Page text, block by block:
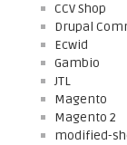
CCV Shop
Drupal
Ecwid
Gambio
JTL
Magento
Magento 2
modified-